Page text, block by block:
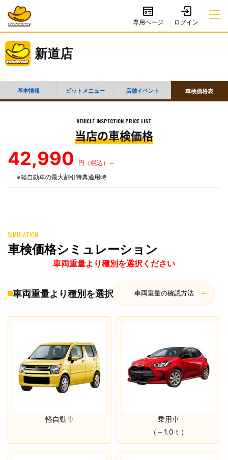
専用ページ
新道店
基本情報 ピットメニュー 店舗イベント 車検価格表
VEHICLE INSPECTION PRICE LIST
当店の車検価格
42,990
円（税込）～
※軽自動車の最大割引特典適用時
SIMULATION
車検価格シミュレーション
車両重量より種別を選択ください
車両重量より種別を選択 車両重量の確認方法
軽自動車
乗用車
（～1.0ｔ）